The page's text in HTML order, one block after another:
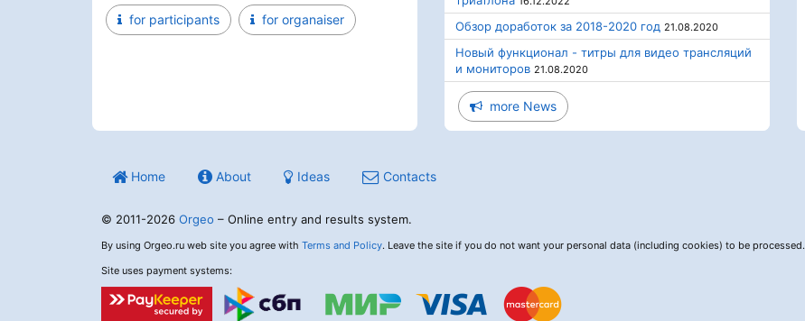
for participants for organaiser Обзор доработок за 2018-2020 год 21.08.2020
Новый функционал - титры для видео трансляций
и мониторов 21.08.2020
more News
Home About Ideas Contacts
© 2011-2026 Orgeo – Online entry and results system.
By using Orgeo.ru web site you agree with Terms and Policy. Leave the site if you do not want your personal data (including cookies) to be processed.
Site uses payment systems: